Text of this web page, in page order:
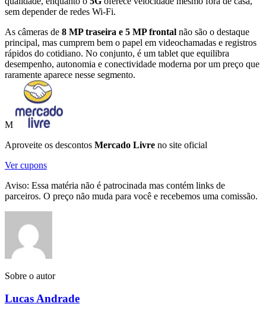
sem depender de redes Wi-Fi.
As câmeras de 8 MP traseira e 5 MP frontal não são o destaque
principal, mas cumprem bem o papel em videochamadas e registros
rápidos do cotidiano. No conjunto, é um tablet que equilibra
desempenho, autonomia e conectividade moderna por um preço que
raramente aparece nesse segmento.
M
Aproveite os descontos Mercado Livre no site oficial
Ver cupons
Aviso: Essa matéria não é patrocinada mas contém links de
parceiros. O preço não muda para você e recebemos uma comissão.
Sobre o autor
Lucas Andrade